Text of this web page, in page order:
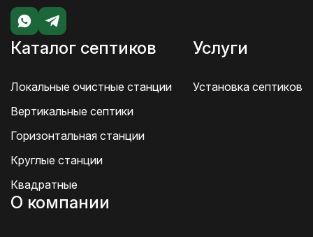
Каталог септиков
Локальные очистные станции
Вертикальные септики
Горизонтальная станции
Круглые станции
Квадратные
Услуги
Установка септиков
О компании